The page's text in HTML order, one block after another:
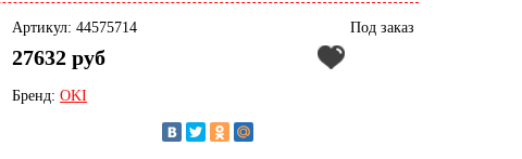
Артикул: 44575714 Под заказ
27632 руб
Бренд:OKI